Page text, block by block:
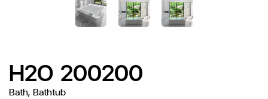
H2O 200200
Bath, Bathtub